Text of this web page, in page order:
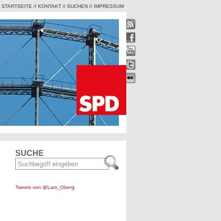
STARTSEITE // KONTAKT // SUCHEN // IMPRESSUM
SUCHE
Tweets von @Lars_Oberg